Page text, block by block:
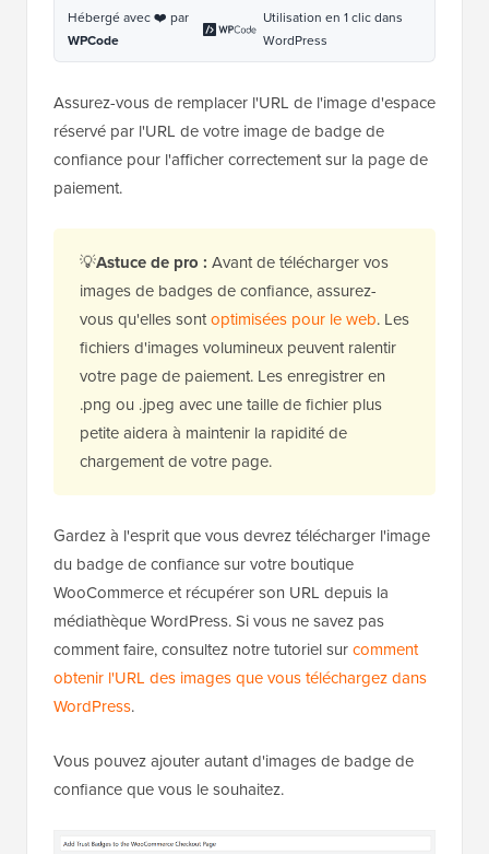
Hébergé avec ❤️ par
WPCode
Utilisation en 1 clic dans
WordPress
Assurez-vous de remplacer l'URL de l'image d'espace
réservé par l'URL de votre image de badge de
confiance pour l'afficher correctement sur la page de
paiement.
💡Astuce de pro : Avant de télécharger vos
images de badges de confiance, assurez-
vous qu'elles sontoptimisées pour le web. Les
fichiers d'images volumineux peuvent ralentir
votre page de paiement. Les enregistrer en
.png ou .jpeg avec une taille de fichier plus
petite aidera à maintenir la rapidité de
chargement de votre page.
Gardez à l'esprit que vous devrez télécharger l'image
du badge de confiance sur votre boutique
WooCommerce et récupérer son URL depuis la
médiathèque WordPress. Si vous ne savez pas
comment faire, consultez notre tutoriel surcomment
obtenir l'URL des images que vous téléchargez dans
WordPress.
Vous pouvez ajouter autant d'images de badge de
confiance que vous le souhaitez.